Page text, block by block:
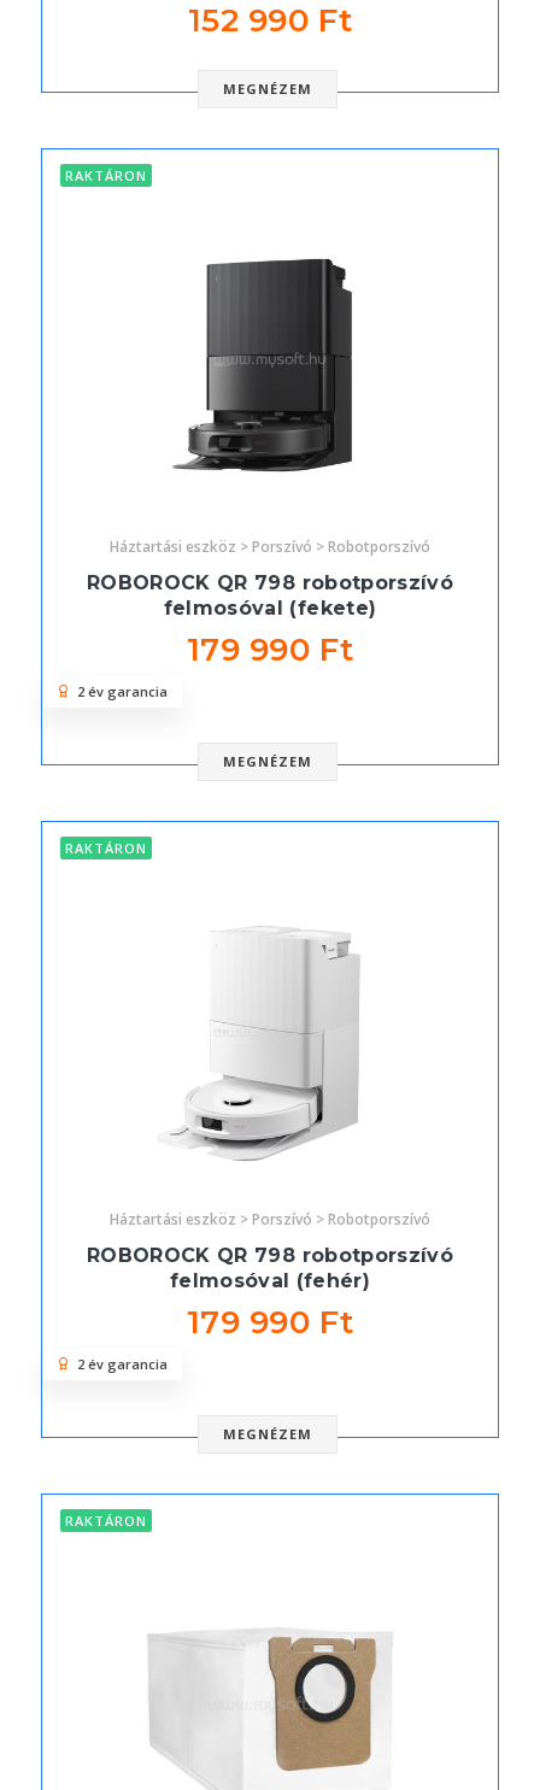
152 990 Ft
MEGNÉZEM
RAKTÁRON
Háztartási eszköz > Porszívó > Robotporszívó
ROBOROCK QR 798 robotporszívó
felmosóval (fekete)
179 990 Ft
MEGNÉZEM
2 év garancia
RAKTÁRON
Háztartási eszköz > Porszívó > Robotporszívó
ROBOROCK QR 798 robotporszívó
felmosóval (fehér)
179 990 Ft
MEGNÉZEM
2 év garancia
RAKTÁRON